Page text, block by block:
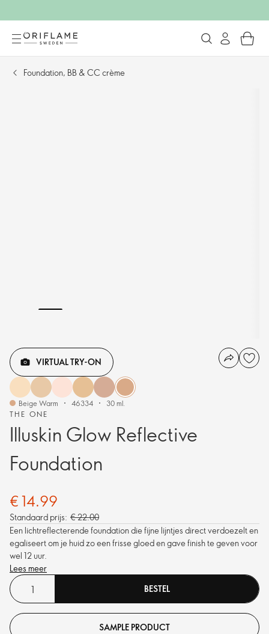
Foundation, BB & CC crème
THE ONE
Illuskin Glow Reflective
Foundation
VIRTUAL TRY-ON
Beige Warm 46334 30 ml.
€ 14.99
Standaard prijs: € 22.00
Een lichtreflecterende foundation die fijne lijntjes direct verdoezelt en
egaliseert om je huid zo een frisse gloed en gave finish te geven voor
wel 12 uur.
Lees meer
BESTEL
SAMPLE PRODUCT